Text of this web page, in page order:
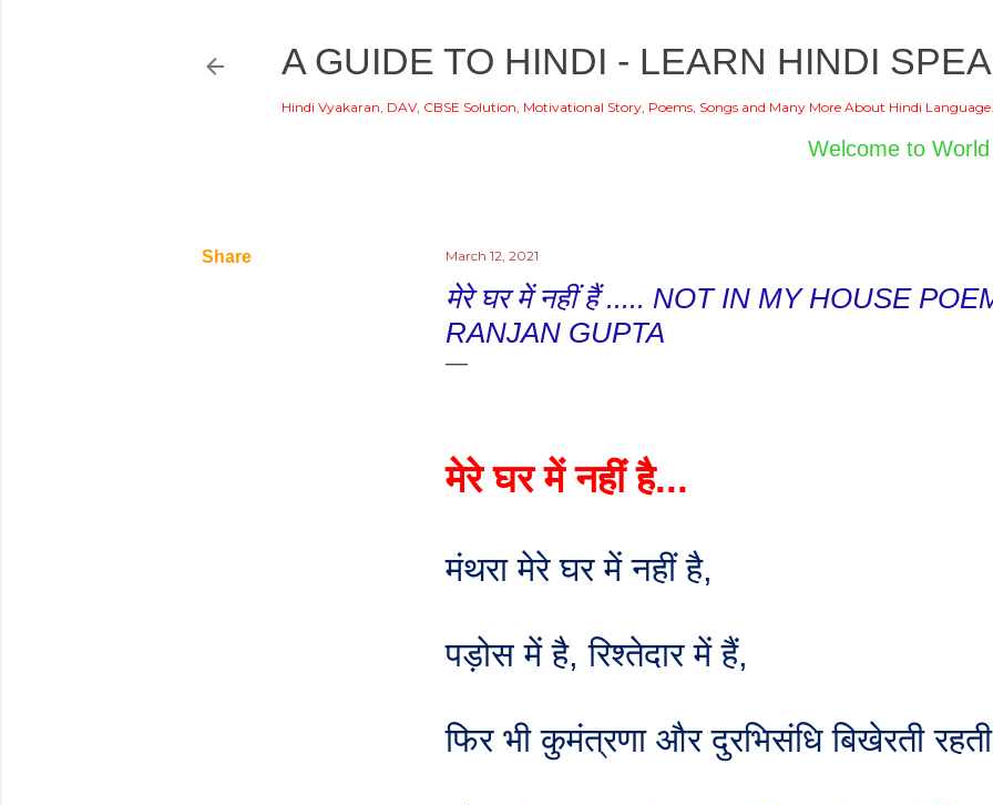
A GUIDE TO HINDI - LEARN HINDI
Hindi Vyakaran, DAV, CBSE Solution, Motivational Story, Poems, Songs and Many More About Hindi Language.
Welcome to World of Hindi
Share March 12, 2021
मेरे घर में नहीं हैं ..... NOT IN MY HOUSE
RANJAN GUPTA
मेरे घर में नहीं है...
मंथरा मेरे घर में नहीं है,
पड़ोस में है, रिश्तेदार में हैं,
फिर भी कुमंत्रणा और दुरभिसंधि बिखेरती